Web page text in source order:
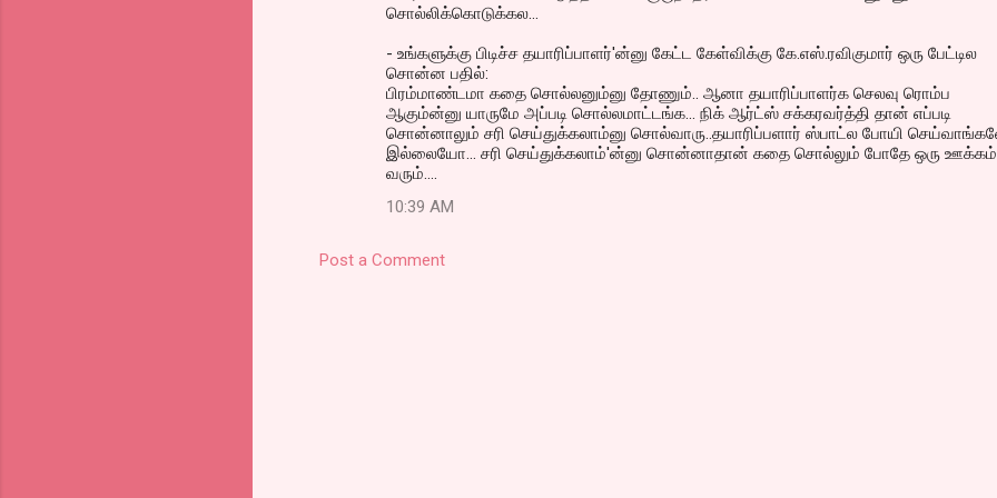
சொல்லிக்கொடுக்கல...
- உங்களுக்கு பிடிச்ச தயாரிப்பாளர்'ன்னு கேட்ட கேள்விக்கு கே.எஸ்.ரவிகுமார் ஒரு பேட்டில
சொன்ன பதில்:
பிரம்மாண்டமா கதை சொல்லனும்னு தோணும்.. ஆனா தயாரிப்பாளர்க செலவு ரொம்ப
ஆகும்ன்னு யாருமே அப்படி சொல்லமாட்டங்க... நிக் ஆர்ட்ஸ் சக்கரவர்த்தி தான் எப்படி
சொன்னாலும் சரி செய்துக்கலாம்னு சொல்வாரு..தயாரிப்பளார் ஸ்பாட்ல போயி
இல்லையோ... சரி செய்துக்கலாம்'ன்னு சொன்னாதான் கதை சொல்லும் போதே ஒரு ஊக்கம்
வரும்....
10:39 AM
Post a Comment